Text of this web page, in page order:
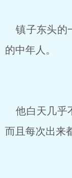
镇子东头的
的中年人。
他白天几乎
而且每次出来